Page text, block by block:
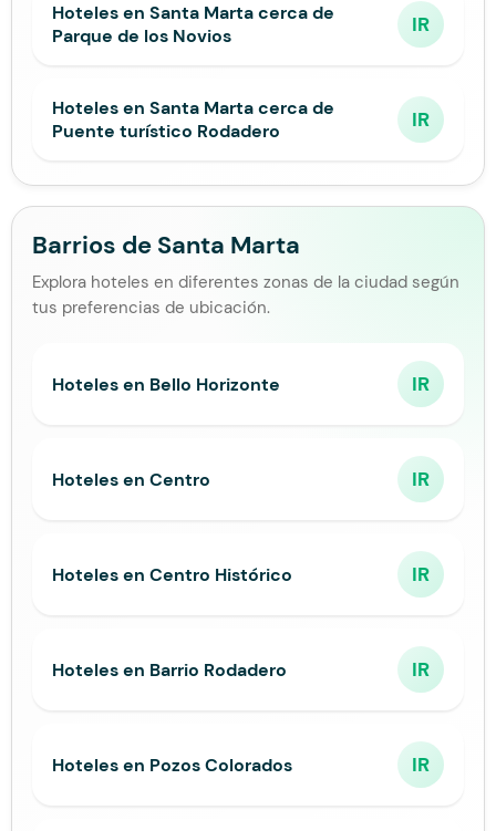
Hoteles en Santa Marta cerca de
Parque de los Novios
IR
Hoteles en Santa Marta cerca de
Puente turístico Rodadero
IR
Barrios de Santa Marta
Explora hoteles en diferentes zonas de la ciudad según
tus preferencias de ubicación.
Hoteles en Bello Horizonte IR
Hoteles en Centro IR
Hoteles en Centro Histórico IR
Hoteles en Barrio Rodadero IR
Hoteles en Pozos Colorados IR